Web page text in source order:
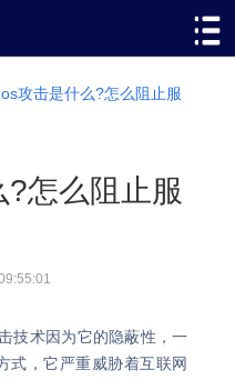
攻击是什么?怎么阻止服
怎么阻止服
术因为它的隐蔽性，一
式，它严重威胁着互联网